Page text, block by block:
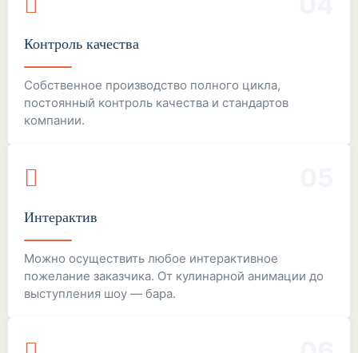
Контроль качества
Собственное производство полного цикла,
постоянный контроль качества и стандартов
компании.
Интерактив
Можно осуществить любое интерактивное
пожелание заказчика. От кулинарной анимации до
выступления шоу — бара.